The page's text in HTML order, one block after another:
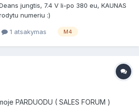
jungtis, 7.4 V li-po 380 eu, KAUNAS
numeriu :)
1 atsakymas M4
PARDUODU ( SALES FORUM )